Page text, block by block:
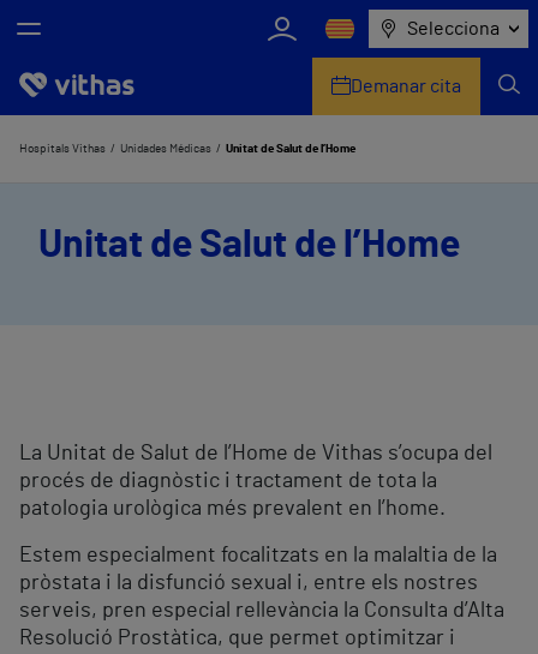
Selecciona
Nosaltres
Serveis de salut
Demanar cita
Hospitals Vithas Unidades Médicas Unitat de Salut de l’Home
Unitat de Salut de l’Home
La Unitat de Salut de l’Home de Vithas s’ocupa del
procés de diagnòstic i tractament de tota la
patologia urològica més prevalent en l’home.
Estem especialment focalitzats en la malaltia de la
pròstata i la disfunció sexual i, entre els nostres
serveis, pren especial rellevància la Consulta d’Alta
Resolució Prostàtica, que permet optimitzar i